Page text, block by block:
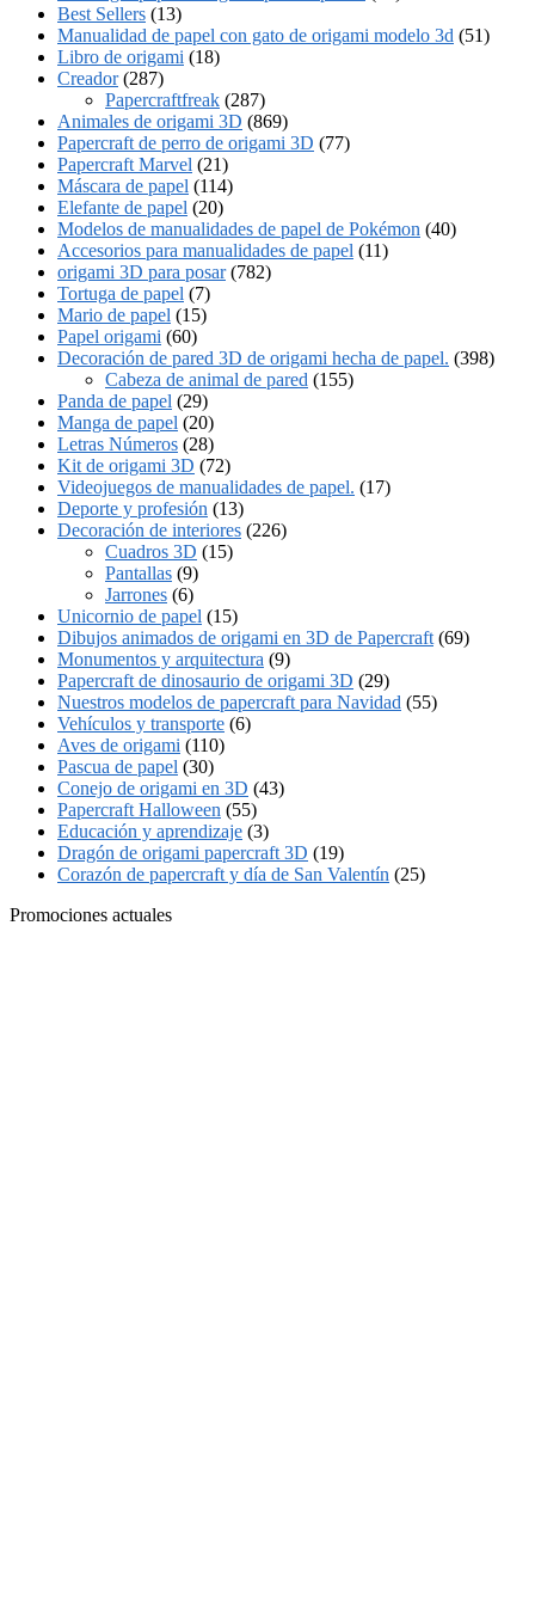
Best Sellers (13)
Manualidad de papel con gato de origami modelo 3d (51)
Libro de origami (18)
Creador (287)
Papercraftfreak (287)
Animales de origami 3D (869)
Papercraft de perro de origami 3D (77)
Papercraft Marvel (21)
Máscara de papel (114)
Elefante de papel (20)
Modelos de manualidades de papel de Pokémon (40)
Accesorios para manualidades de papel (11)
origami 3D para posar (782)
Tortuga de papel (7)
Mario de papel (15)
Papel origami (60)
Decoración de pared 3D de origami hecha de papel. (398)
Cabeza de animal de pared (155)
Panda de papel (29)
Manga de papel (20)
Letras Números (28)
Kit de origami 3D (72)
Videojuegos de manualidades de papel. (17)
Deporte y profesión (13)
Decoración de interiores (226)
Cuadros 3D (15)
Pantallas (9)
Jarrones (6)
Unicornio de papel (15)
Dibujos animados de origami en 3D de Papercraft (69)
Monumentos y arquitectura (9)
Papercraft de dinosaurio de origami 3D (29)
Nuestros modelos de papercraft para Navidad (55)
Vehículos y transporte (6)
Aves de origami (110)
Pascua de papel (30)
Conejo de origami en 3D (43)
Papercraft Halloween (55)
Educación y aprendizaje (3)
Dragón de origami papercraft 3D (19)
Corazón de papercraft y día de San Valentín (25)
Promociones actuales